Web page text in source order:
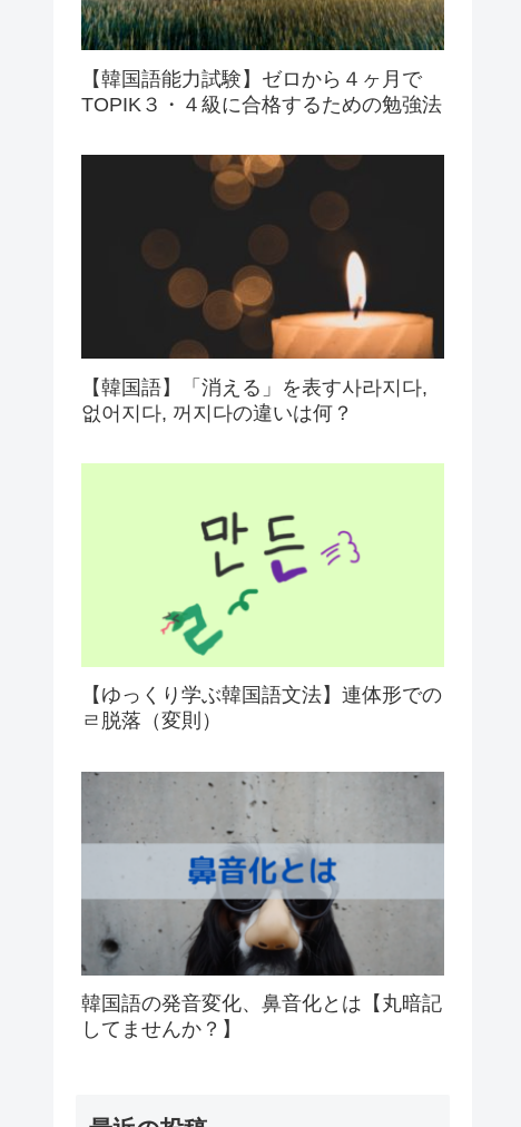
【韓国語能力試験】ゼロから４ヶ月で
TOPIK３・４級に合格するための勉強法
【韓国語】「消える」を表す사라지다,
없어지다, 꺼지다の違いは何？
【ゆっくり学ぶ韓国語文法】連体形での
ㄹ脱落（変則）
韓国語の発音変化、鼻音化とは【丸暗記
してませんか？】